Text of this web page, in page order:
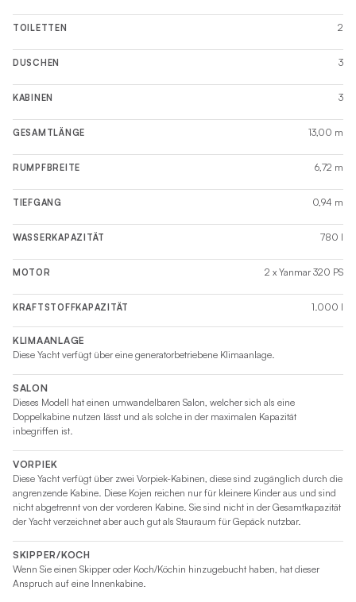
TOILETTEN 2
DUSCHEN 3
KABINEN 3
GESAMTLÄNGE 13,00 m
RUMPFBREITE 6,72 m
TIEFGANG 0,94 m
WASSERKAPAZITÄT 780 l
MOTOR 2 x Yanmar 320 PS
KRAFTSTOFFKAPAZITÄT 1.000 l
KLIMAANLAGE
Diese Yacht verfügt über eine generatorbetriebene Klimaanlage.
SALON
Dieses Modell hat einen umwandelbaren Salon, welcher sich als eine
Doppelkabine nutzen lässt und als solche in der maximalen Kapazität
inbegriffen ist.
VORPIEK
Diese Yacht verfügt über zwei Vorpiek-Kabinen, diese sind zugänglich durch die
angrenzende Kabine. Diese Kojen reichen nur für kleinere Kinder aus und sind
nicht abgetrennt von der vorderen Kabine. Sie sind nicht in der Gesamtkapazität
der Yacht verzeichnet aber auch gut als Stauraum für Gepäck nutzbar.
SKIPPER/KOCH
Wenn Sie einen Skipper oder Koch/Köchin hinzugebucht haben, hat dieser
Anspruch auf eine Innenkabine.